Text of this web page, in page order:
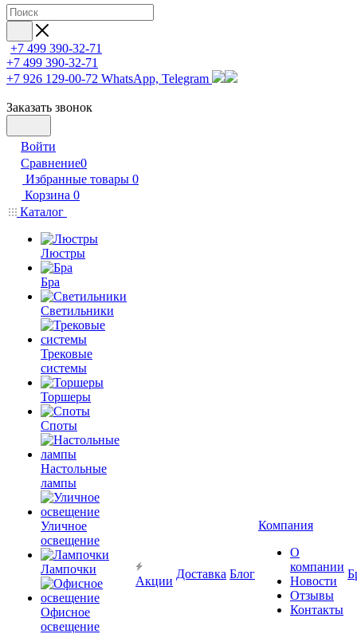
+7 499 390-32-71
+7 499 390-32-71
+7 926 129-00-72 WhatsApp, Telegram
Заказать звонок
Войти
Сравнение0
Избранные товары 0
Корзина 0
Каталог
Люстры
Бра
Светильники
Трековые
системы
Торшеры
Споты
Настольные
лампы
Уличное
освещение
Лампочки
Офисное
освещение
Акции
Доставка Блог
Компания
О
компании
Новости
Отзывы
Контакты